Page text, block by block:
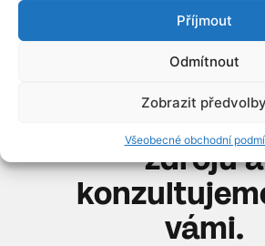
Příjmout
Odmítnout
Zobrazit předvolby
Všeobecné obchodní
způsoby
spotřeby
např.
zdrojů a
vámi.